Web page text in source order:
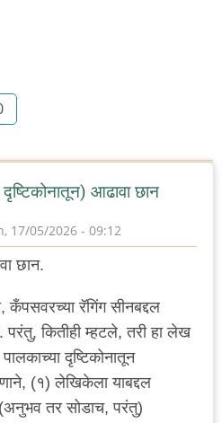
दृष्टिकोनातून) आढावा छान
17/05/2026 - 09:12
छान.
कँपसवरच्या रॅगिंग सीनबद्दल
कितीही म्हटले, तरी हा लेख
पालकाच्या दृष्टिकोनातून
(१) लेखिकेला याबद्दल
तर सोडाच, परंतु)